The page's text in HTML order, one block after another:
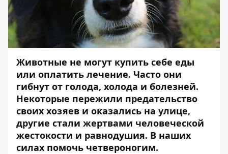
Животные не могут купить себе еды
или оплатить лечение. Часто они
гибнут от голода, холода и болезней.
Некоторые пережили предательство
своих хозяев и оказались на улице,
другие стали жертвами человеческой
жестокости и равнодушия. В наших
силах помочь четвероногим.